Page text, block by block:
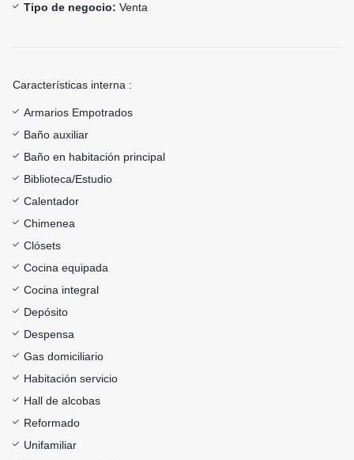
Tipo de negocio: Venta
Características interna :
Armarios Empotrados
Baño auxiliar
Baño en habitación principal
Biblioteca/Estudio
Calentador
Chimenea
Clósets
Cocina equipada
Cocina integral
Depósito
Despensa
Gas domiciliario
Habitación servicio
Hall de alcobas
Reformado
Unifamiliar